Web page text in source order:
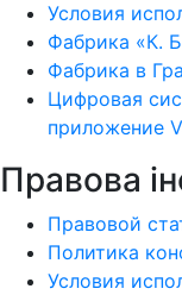
Условия
Фабрика «К.
Фабрика в
Цифровая
приложение
Правова
Правовой
Политика
Условия